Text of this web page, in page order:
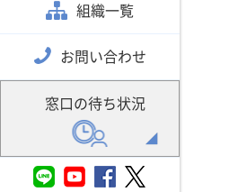
組織一覧
お問い合わせ
窓口の待ち状況